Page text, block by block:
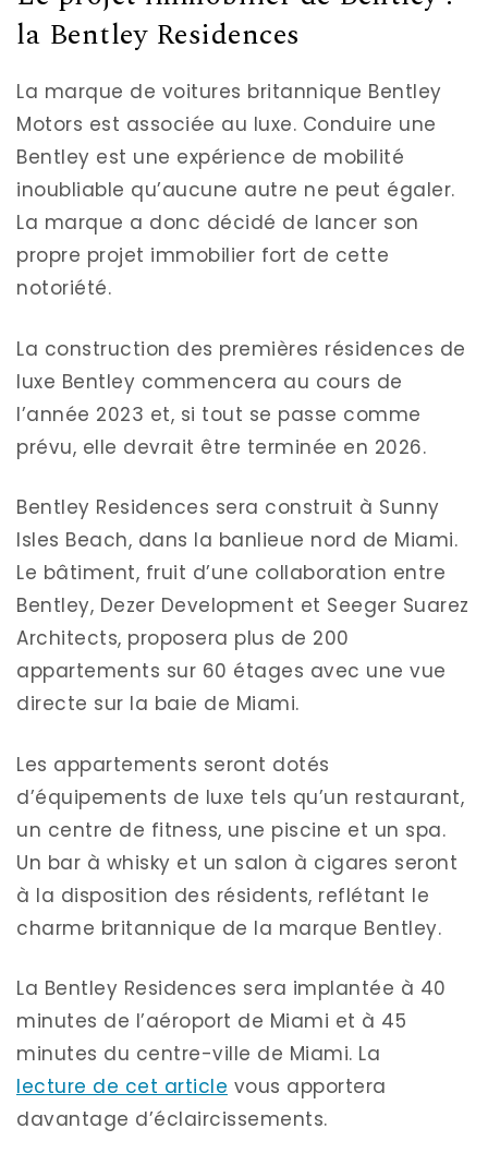
la Bentley Residences
La marque de voitures britannique Bentley
Motors est associée au luxe. Conduire une
Bentley est une expérience de mobilité
inoubliable qu’aucune autre ne peut égaler.
La marque a donc décidé de lancer son
propre projet immobilier fort de cette
notoriété.
La construction des premières résidences de
luxe Bentley commencera au cours de
l’année 2023 et, si tout se passe comme
prévu, elle devrait être terminée en 2026.
Bentley Residences sera construit à Sunny
Isles Beach, dans la banlieue nord de Miami.
Le bâtiment, fruit d’une collaboration entre
Bentley, Dezer Development et Seeger Suarez
Architects, proposera plus de 200
appartements sur 60 étages avec une vue
directe sur la baie de Miami.
Les appartements seront dotés
d’équipements de luxe tels qu’un restaurant,
un centre de fitness, une piscine et un spa.
Un bar à whisky et un salon à cigares seront
à la disposition des résidents, reflétant le
charme britannique de la marque Bentley.
La Bentley Residences sera implantée à 40
minutes de l’aéroport de Miami et à 45
minutes du centre-ville de Miami. La
lecture de cet article vous apportera
davantage d’éclaircissements.